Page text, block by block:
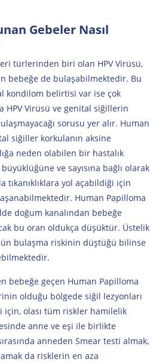
Gebeler Nasıl
türlerinden biri olan HPV Virüsü,
bebeğe de bulaşabilmektedir. Bu
kondilom belirtisi var ise çok
HPV Virüsü ve genital siğillerin
sorusu yer alır. Human
siğiller korkulanın aksine
neden olabilen bir hastalık
ve sayısına bağlı olarak
tıkanıklıklara yol açabildiği için
Human Papilloma
doğum kanalından bebeğe
bu oran oldukça düşüktür. Üstelik
bulaşma riskinin düştüğü bilinse
bebeğe geçen Human Papilloma
olduğu bölgede siğil lezyonları
olası tüm riskler hamilelik
anne ve eşi ile birlikte
anneden Smear testi almak,
da risklerin en aza